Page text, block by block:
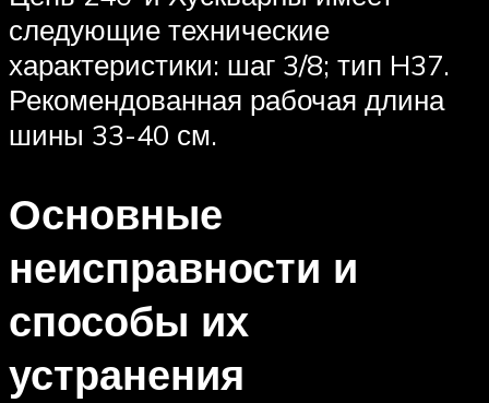
следующие технические
характеристики: шаг 3/8; тип H37.
Рекомендованная рабочая длина
шины 33-40 см.
Основные
неисправности и
способы их
устранения